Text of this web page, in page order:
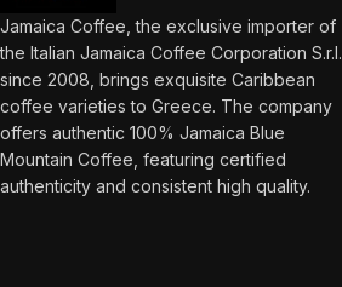
Jamaica Coffee, the exclusive importer of
the Italian Jamaica Coffee Corporation S.r.l.
since 2008, brings exquisite Caribbean
coffee varieties to Greece. The company
offers authentic 100% Jamaica Blue
Mountain Coffee, featuring certified
authenticity and consistent high quality.